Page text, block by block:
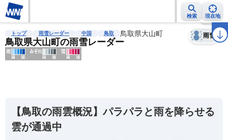
検索 現在地
雨雲レーダー 台風情報 地震情報 警報・注意報 2週間天気 ラ
トップ 雨雪レーダー 中国 鳥取 鳥取県大山町
鳥取県大山町の雨雪レーダー
雨雪
天気 台風
【鳥取の雨雲概況】パラパラと雨を降らせる
雲が通過中